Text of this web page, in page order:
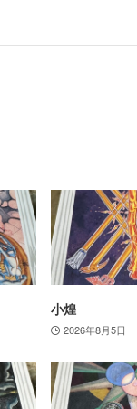
小煌
2026年8月5日